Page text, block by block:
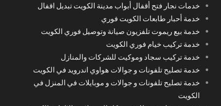
خدمات نجار فتح أقفال أبواب مدينة الكويت تبديل اقفال
خدمة أحبار طابعات الكويت فوري
خدمة بيع ريموت تلفزيون صيانة وتوصيل فوري الكويت
خدمة تركيب خيام فوري الكويت
خدمة تركيب سجاد وموكيت للشركات والمنازل
خدمة تصليح تلفونات و جوالات هواوي اندرويد في الكويت
خدمة تصليح تلفونات و جوالات و موبايلات في المنزل في
الكويت